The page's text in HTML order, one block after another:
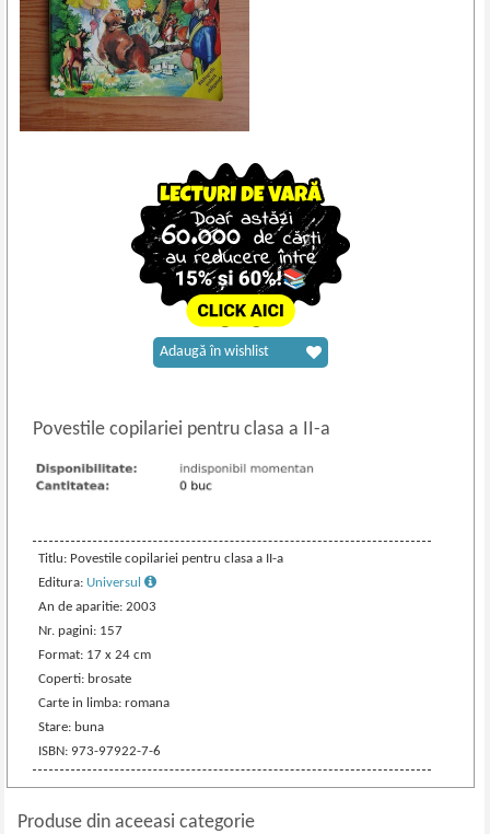
Povestile copilariei pentru clasa a II-a
Titlu: Povestile copilariei pentru clasa a II-a
Editura: Universul
An de aparitie: 2003
Nr. pagini: 157
Format: 17 x 24 cm
Coperti: brosate
Carte in limba: romana
Stare: buna
ISBN: 973-97922-7-6
Adaugă în wishlist
Produse din aceeasi categorie